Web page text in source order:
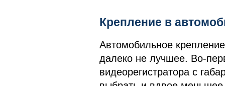
Крепление в
Автомобильное
далеко не лучшее. Во-
видеорегистратора с